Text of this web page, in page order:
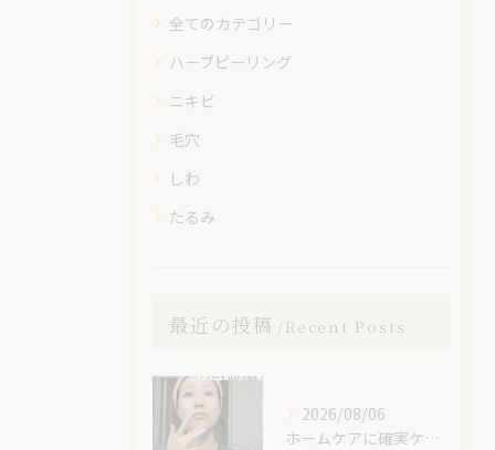
全てのカテゴリー
ハーブピーリング
ニキビ
毛穴
しわ
たるみ
最近の投稿 Recent Posts
2026/08/06
ホームケアに確実ケアを入れてみて😊✨